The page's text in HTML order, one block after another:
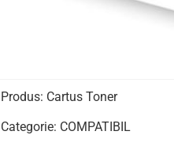
Produs: Cartus Toner
Categorie: COMPATIBIL